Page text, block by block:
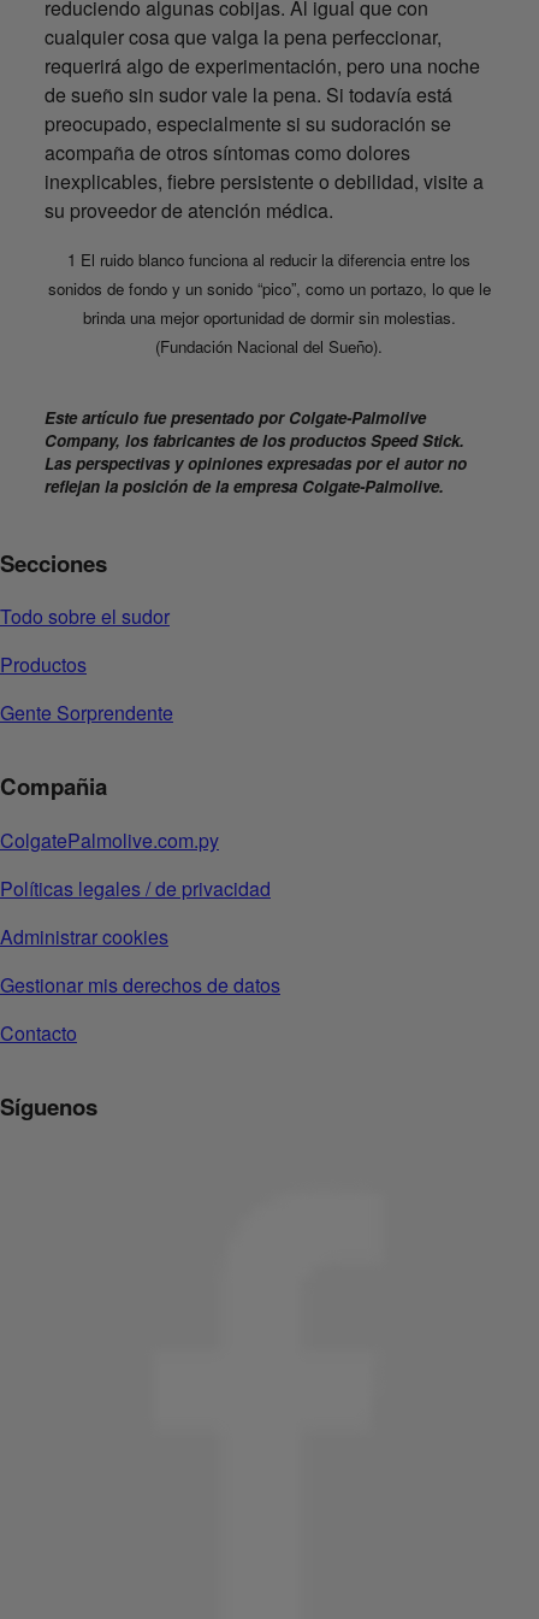
reduciendo algunas cobijas. Al igual que con
cualquier cosa que valga la pena perfeccionar,
requerirá algo de experimentación, pero una noche
de sueño sin sudor vale la pena. Si todavía está
preocupado, especialmente si su sudoración se
acompaña de otros síntomas como dolores
inexplicables, fiebre persistente o debilidad, visite a
su proveedor de atención médica.
1 El ruido blanco funciona al reducir la diferencia entre los
sonidos de fondo y un sonido “pico”, como un portazo, lo que le
brinda una mejor oportunidad de dormir sin molestias.
(Fundación Nacional del Sueño).
Este artículo fue presentado por Colgate-Palmolive
Company, los fabricantes de los productos Speed Stick.
Las perspectivas y opiniones expresadas por el autor no
reflejan la posición de la empresa Colgate-Palmolive.
Secciones
Todo sobre el sudor
Productos
Gente Sorprendente
Compañia
ColgatePalmolive.com.py
Políticas legales / de privacidad
Administrar cookies
Gestionar mis derechos de datos
Contacto
Síguenos